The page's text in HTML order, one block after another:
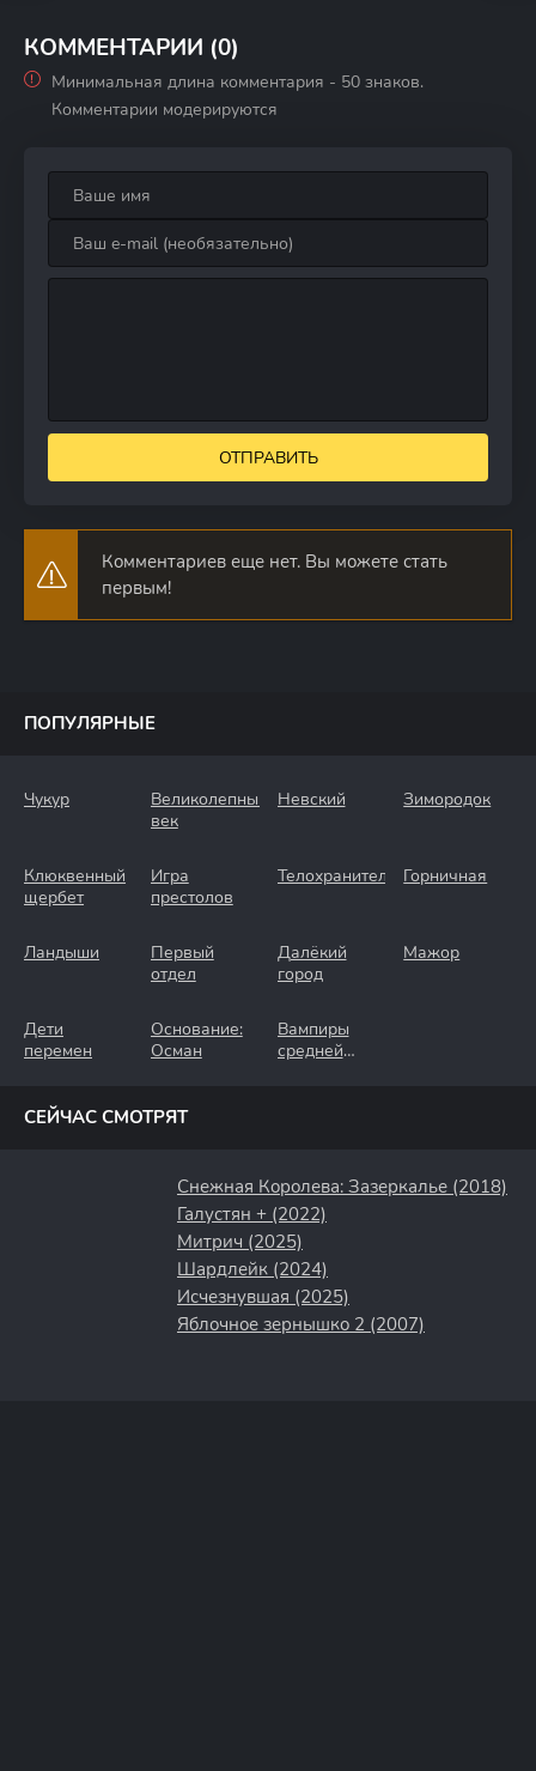
КОММЕНТАРИИ (0)
Минимальная длина комментария - 50 знаков.
Комментарии модерируются
ОТПРАВИТЬ
Комментариев еще нет. Вы можете стать
первым!
ПОПУЛЯРНЫЕ
Чукур
Великолепный
век
Невский Зимородок
Клюквенный
щербет
Игра
престолов
Телохранители Горничная
Ландыши
Первый
отдел
Далёкий
город
Мажор
Дети
перемен
Основание:
Осман
Вампиры
средней
СЕЙЧАС СМОТРЯТ
Снежная Королева: Зазеркалье (2018)
Галустян + (2022)
Митрич (2025)
Шардлейк (2024)
Исчезнувшая (2025)
Яблочное зернышко 2 (2007)